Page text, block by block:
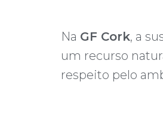
Na GF Cork, a
um recurso
respeito pelo